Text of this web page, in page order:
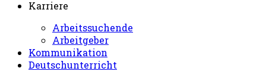
Karriere
Arbeitssuchende
Arbeitgeber
Kommunikation
Deutschunterricht